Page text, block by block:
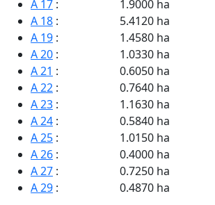
A 17 :
1.9000 ha
A 18 :
5.4120 ha
A 19 :
1.4580 ha
A 20 :
1.0330 ha
A 21 :
0.6050 ha
A 22 :
0.7640 ha
A 23 :
1.1630 ha
A 24 :
0.5840 ha
A 25 :
1.0150 ha
A 26 :
0.4000 ha
A 27 :
0.7250 ha
A 29 :
0.4870 ha